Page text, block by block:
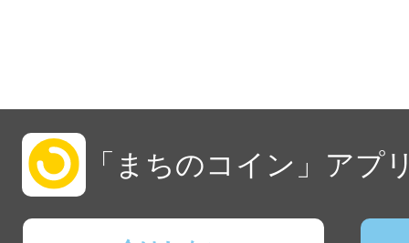
「まちのコイン」アプ